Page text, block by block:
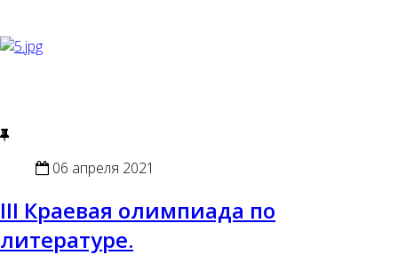
06 апреля 2021
III Краевая олимпиада по
литературе.